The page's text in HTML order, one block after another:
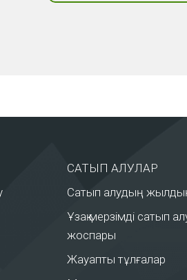
САТЫП АЛУЛАР
Сатып алудың
Ұзақ мерзімді сатып
жоспары
Жауапты тұлғалар